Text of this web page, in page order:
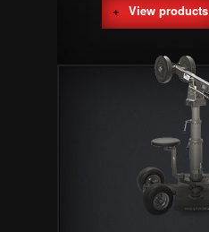
View products